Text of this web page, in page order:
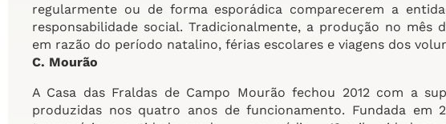
regularmente ou de forma esporádica comparecerem a
responsabilidade social. Tradicionalmente, a produção no mês
em razão do período natalino, férias escolares e viagens dos
C. Mourão
A Casa das Fraldas de Campo Mourão fechou 2012 com a
produzidas nos quatro anos de funcionamento. Fundada